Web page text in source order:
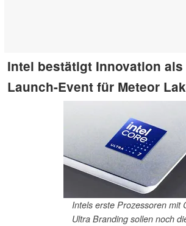
Intel bestätigt Innovation
Launch-Event für Meteor
Intels erste Prozessoren mit
Ultra Branding sollen noch